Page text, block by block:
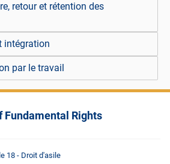
retour et rétention des
intégration
par le travail
Fundamental Rights
18 - Droit d'asile